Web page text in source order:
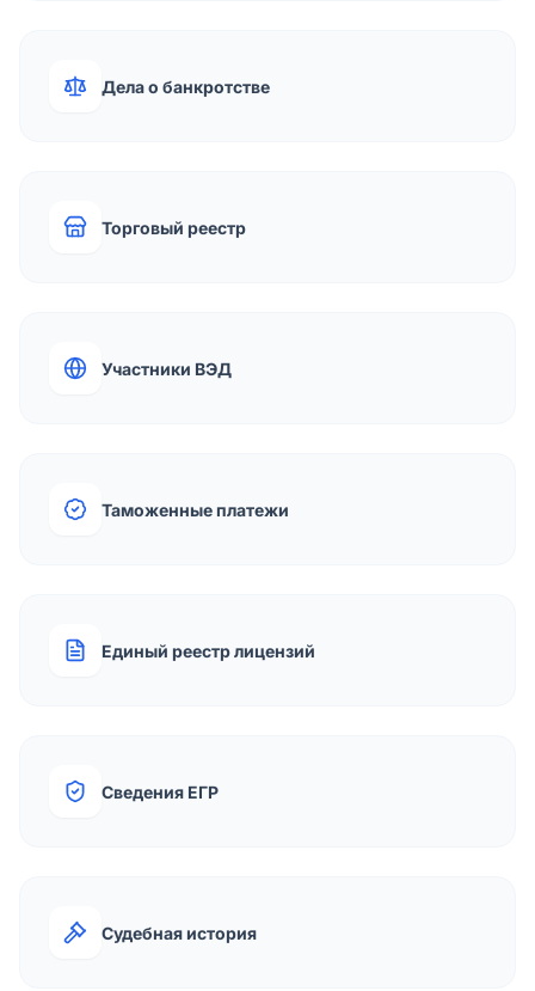
Дела о банкротстве
Торговый реестр
Участники ВЭД
Таможенные платежи
Единый реестр лицензий
Сведения ЕГР
Судебная история